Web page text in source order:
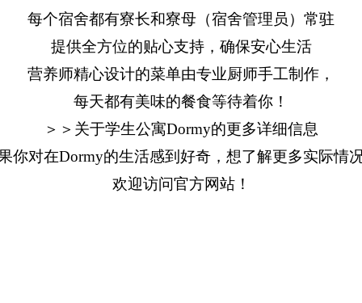
每个宿舍都有寮长和寮母（宿舍管理员）常驻
提供全方位的贴心支持，确保安心生活
营养师精心设计的菜单由专业厨师手工制作，
每天都有美味的餐食等待着你！
＞＞关于学生公寓Dormy的更多详细信息
你对在Dormy的生活感到好奇，想了解更多实际情
欢迎访问官方网站！